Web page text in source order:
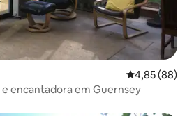
4,85 de uma
4,85 (88)
e encantadora em Guernsey